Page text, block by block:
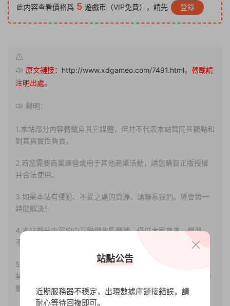
此内容查看價格爲 5 遊戲币（VIP免費），請先 登錄
原文鏈接： http://www.xdgameo.com/7491.html，轉載請
注明出處。
聲明：
1.本站部分内容轉載自其它媒體，但并不代表本站贊同其觀點和
對其真實性負責。
2.若您需要商業運營或用于其他商業活動，請您購買正版授權
并合法使用。
3.如果本站有侵犯、不妥之處的資源，請聯系我們。将會第一
時間解決！
4.本站部分内容均由互聯網收集整理，僅供大家參考、學習，
不存在任何商業目的與商業用途。
5.本站提供的所有資源僅供參考學習使用，版權歸原著所有，
禁止下載本站資源參與任何商業和非法行爲，請于24小時之内
删除!
站點公告
近期服務器不穩定，出現數據庫鏈接錯誤，請
耐心等待回複即可。